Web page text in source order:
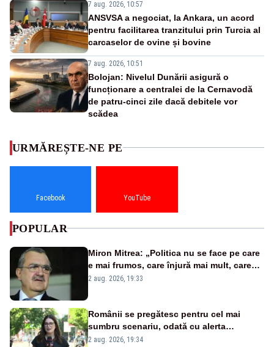
7 aug. 2026, 10:57
ANSVSA a negociat, la Ankara, un acord
pentru facilitarea tranzitului prin Turcia al
carcaselor de ovine și bovine
7 aug. 2026, 10:51
Bolojan: Nivelul Dunării asigură o
funcționare a centralei de la Cernavodă
de patru-cinci zile dacă debitele vor
scădea
URMĂREȘTE-NE PE
Facebook YouTube
POPULAR
Miron Mitrea: „Politica nu se face pe care
e mai frumos, care înjură mai mult, care
țipă mai tare, ci pe proiecte”
2 aug. 2026, 19:33
Românii se pregătesc pentru cel mai
sumbru scenariu, odată cu alerta
energetică
2 aug. 2026, 19:34